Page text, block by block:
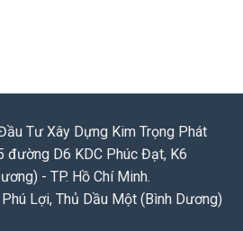
Tư Xây Dựng Kim Trọng Phát
đường D6 KDC Phúc Đạt, K6
- TP. Hồ Chí Minh.
Lợi, Thủ Dầu Một (Bình Dương)